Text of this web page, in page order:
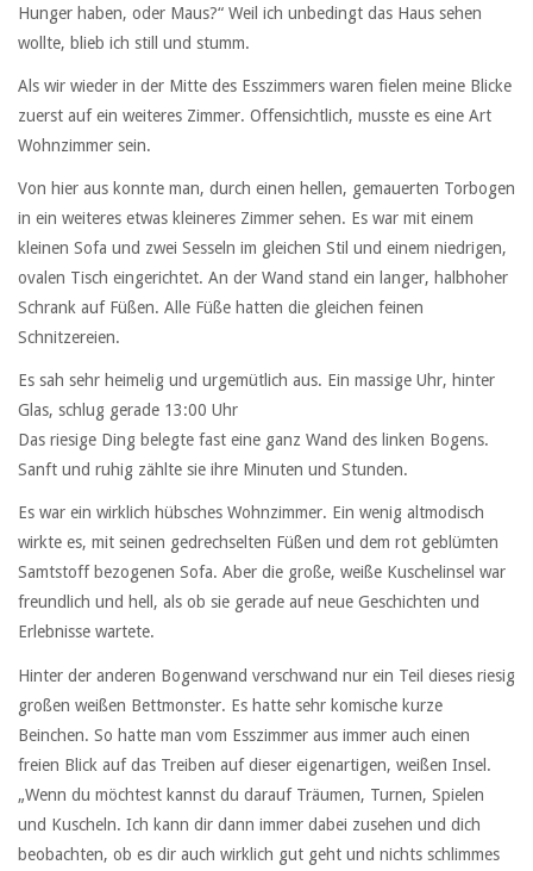
Hunger haben, oder Maus?“ Weil ich unbedingt das Haus sehen
wollte, blieb ich still und stumm.
Als wir wieder in der Mitte des Esszimmers waren fielen meine Blicke
zuerst auf ein weiteres Zimmer. Offensichtlich, musste es eine Art
Wohnzimmer sein.
Von hier aus konnte man, durch einen hellen, gemauerten Torbogen
in ein weiteres etwas kleineres Zimmer sehen. Es war mit einem
kleinen Sofa und zwei Sesseln im gleichen Stil und einem niedrigen,
ovalen Tisch eingerichtet. An der Wand stand ein langer, halbhoher
Schrank auf Füßen. Alle Füße hatten die gleichen feinen
Schnitzereien.
Es sah sehr heimelig und urgemütlich aus. Ein massige Uhr, hinter
Glas, schlug gerade 13:00 Uhr
Das riesige Ding belegte fast eine ganz Wand des linken Bogens.
Sanft und ruhig zählte sie ihre Minuten und Stunden.
Es war ein wirklich hübsches Wohnzimmer. Ein wenig altmodisch
wirkte es, mit seinen gedrechselten Füßen und dem rot geblümten
Samtstoff bezogenen Sofa. Aber die große, weiße Kuschelinsel war
freundlich und hell, als ob sie gerade auf neue Geschichten und
Erlebnisse wartete.
Hinter der anderen Bogenwand verschwand nur ein Teil dieses riesig
großen weißen Bettmonster. Es hatte sehr komische kurze
Beinchen. So hatte man vom Esszimmer aus immer auch einen
freien Blick auf das Treiben auf dieser eigenartigen, weißen Insel.
„Wenn du möchtest kannst du darauf Träumen, Turnen, Spielen
und Kuscheln. Ich kann dir dann immer dabei zusehen und dich
beobachten, ob es dir auch wirklich gut geht und nichts schlimmes